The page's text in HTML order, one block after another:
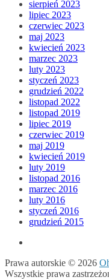
sierpień 2023
lipiec 2023
czerwiec 2023
maj 2023
kwiecień 2023
marzec 2023
luty 2023
styczeń 2023
grudzień 2022
listopad 2022
listopad 2019
lipiec 2019
czerwiec 2019
maj 2019
kwiecień 2019
luty 2019
listopad 2016
marzec 2016
luty 2016
styczeń 2016
grudzień 2015
Prawa autorskie © 2026
Wszystkie prawa